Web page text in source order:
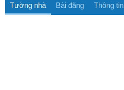
Tường nhà Bài đăng Thông tin